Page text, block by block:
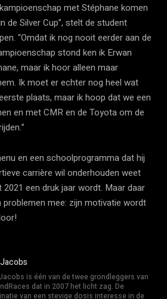
met Stéphane komen
de Silver Cup”, stelt de student
“Omdat ik nog nooit eerder aan de
stond ken ik Erwan
maar ik hoor alleen maar
Ik moet er echter nog heel wat
plaats, maar ik hoop dat we een
en met CMR en de Toyota om de
en een schoolprogramma dat hij
carrière wil onderhouden weet
een druk jaar wordt. Maar daar
mee: zijn motivatie wordt
is één van de twee grondleggers van
dat in 2007 het licht zag. De
van een stevige dosis interesse in de